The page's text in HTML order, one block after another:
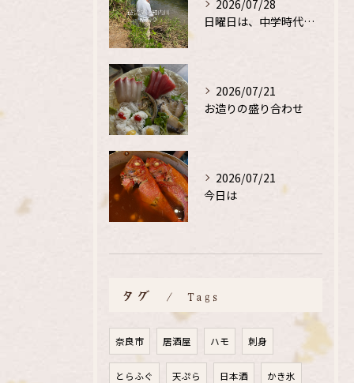
2026/07/28
日曜日は、中学時代の、同級生と鮎釣り
2026/07/21
お造りの盛り合わせ
2026/07/21
今日は
タグ Tags
奈良市 居酒屋 ハモ 刺身
とらふぐ 天ぷら 日本酒 かき氷